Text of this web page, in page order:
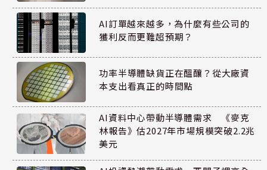
AI訂單越來越多，為什麼有些公司的
獲利反而更難超預期？
功率半導體缺貨正在醞釀？從大廠資
本支出看真正的時間點
AI資料中心帶動半導體需求 《麥克
林報告》估2027年市場規模突破2.2兆
美元